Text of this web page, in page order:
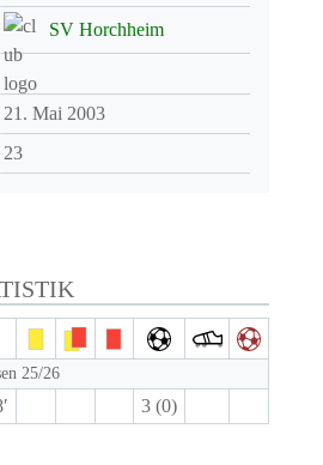
SV Horchheim
21. Mai 2003
23
25/26
3 (0)